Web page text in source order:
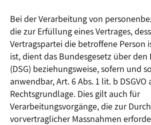
Bei der Verarbeitung von
die zur Erfüllung eines Vertrages,
Vertragspartei die betroffene Person
ist, dient das Bundesgesetz über den
(DSG) beziehungsweise, sofern und
anwendbar, Art. 6 Abs. 1 lit. b DSGVO
Rechtsgrundlage. Dies gilt auch für
Verarbeitungsvorgänge, die zur
vorvertraglicher Massnahmen